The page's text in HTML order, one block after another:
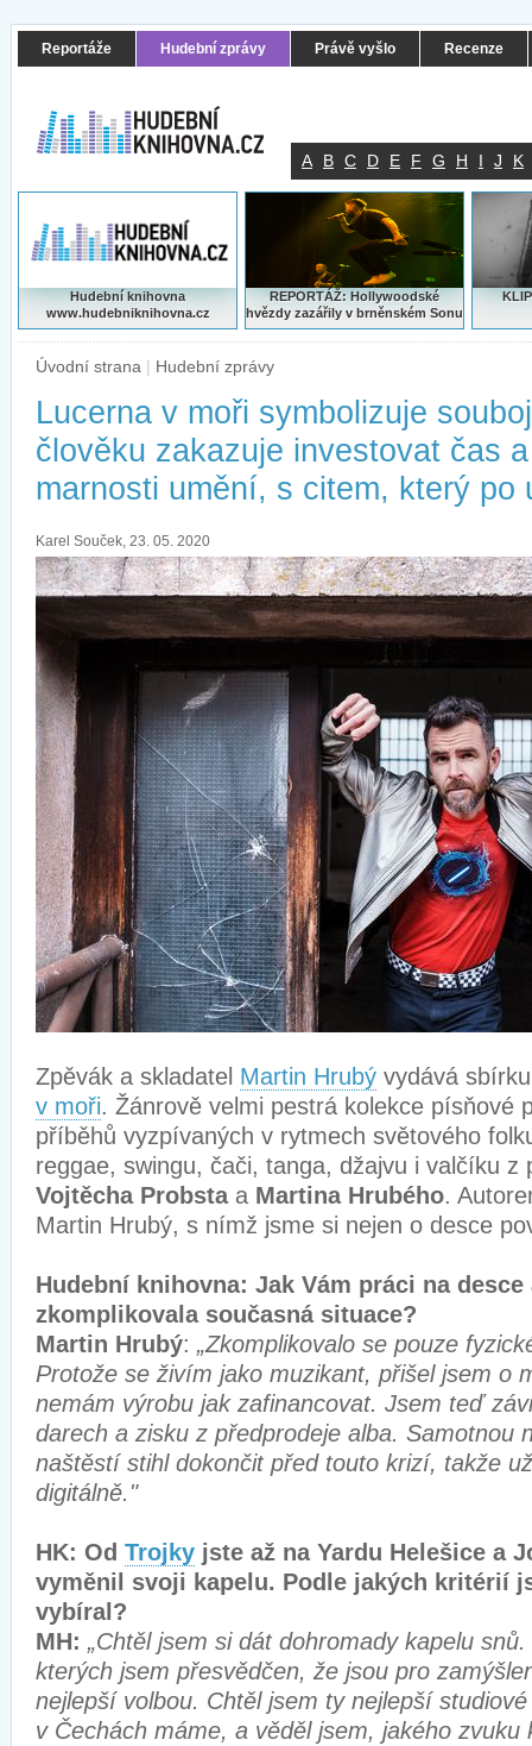
Reportáže Hudební zprávy Právě vyšlo Recenze
A B C D E F G H I J K
Hudební knihovna
www.hudebniknihovna.cz
REPORTÁŽ: Hollywoodské
hvězdy zazářily v brněnském Sonu
Úvodní strana | Hudební zprávy
Lucerna v moři symbolizuje
člověku zakazuje investovat čas
marnosti umění, s citem, který po
Karel Souček, 23. 05. 2020
Zpěvák a skladatel Martin Hrubý vydává
v moři. Žánrově velmi pestrá kolekce písňové
příběhů vyzpívaných v rytmech světového
reggae, swingu, čači, tanga, džajvu i valčíku z
Vojtěcha Probstaa Martina Hrubého.
Martin Hrubý, s nímž jsme si nejen o desce
Hudební knihovna: Jak Vám práci na desce
zkomplikovala současná situace?
Martin Hrubý: „Zkomplikovalo se pouze
Protože se živím jako muzikant, přišel jsem o
nemám výrobu jak zafinancovat. Jsem teď
darech a zisku z předprodeje alba. Samotnou
naštěstí stihl dokončit před touto krizí, takže
digitálně."
HK: Od Trojky jste až na Yardu Helešice a
vyměnil svoji kapelu. Podle jakých kritérií
vybíral?
MH: „Chtěl jsem si dát dohromady kapelu
kterých jsem přesvědčen, že jsou pro
nejlepší volbou. Chtěl jsem ty nejlepší
v Čechách máme, a věděl jsem, jakého zvuku